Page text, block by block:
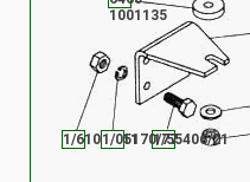
1001135
1/55406/21
1/61015/111/05170/77